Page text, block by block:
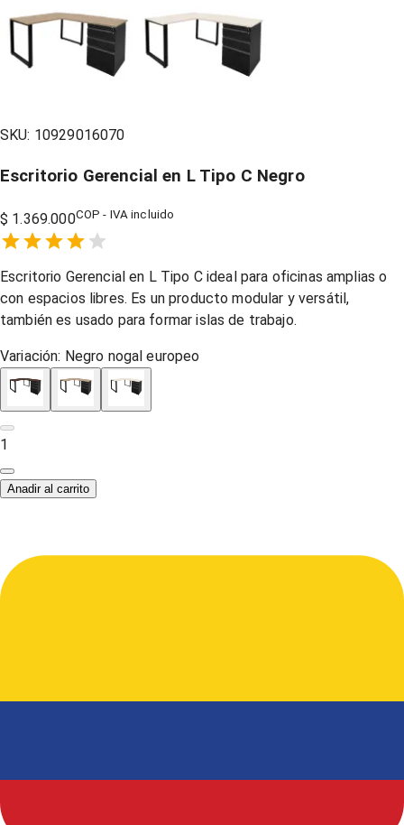
SKU: 10929016070
Escritorio Gerencial en L Tipo C Negro
$ 1.369.000COP - IVA incluido
1 Star,
2 Stars,
3 Stars,
4 Stars,
5 Stars,
Escritorio Gerencial en L Tipo C ideal para oficinas amplias o
con espacios libres. Es un producto modular y versátil,
también es usado para formar islas de trabajo.
Variación: Negro nogal europeo
1
Anadir al carrito